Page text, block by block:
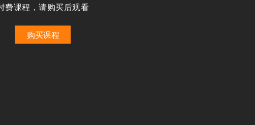
费课程，请购买后观看
购买课程